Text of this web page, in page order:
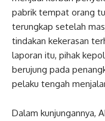
pabrik tempat orang
terungkap setelah
tindakan kekerasan
laporan itu, pihak
berujung pada
pelaku tengah
Dalam kunjungannya,